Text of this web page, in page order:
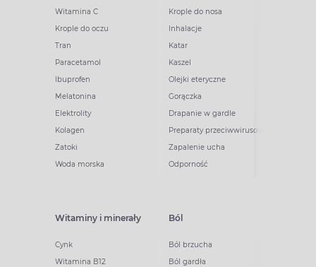
Witamina C
Krople do oczu
Tran
Paracetamol
Ibuprofen
Melatonina
Elektrolity
Kolagen
Zatoki
Woda morska
Krople do nosa
Inhalacje
Katar
Kaszel
Olejki eteryczne
Gorączka
Drapanie w gardle
Preparaty przeciwwirusowe
Zapalenie ucha
Odporność
Witaminy i minerały
Cynk
Witamina B12
Ból
Ból brzucha
Ból gardła